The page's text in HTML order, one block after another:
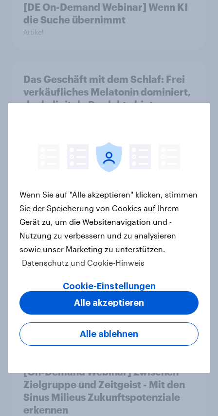
[DE On-Demand Webinar] Wenn KI
die Suche übernimmt
Artikel
Das Geschäft mit dem Schlaf: Frei
verkäufliches Melatonin dominiert,
doch digitale Produkte bieten
käuferorientierte
Wachstumschancen in der
Kategorie identifiziert hat
Case Study
gedacht: Neue YouGov-Studie zeigt
erstmals die Shopper-Perspektive
auf Werbung am Point of Sale
Artikel
[On-Demand Webinar] Zwischen
Zielgruppe und Zeitgeist - Mit den
Sinus Milieus Zukunftspotenziale
erkennen
Wenn Sie auf "Alle akzeptieren" klicken, stimmen
Sie der Speicherung von Cookies auf Ihrem
Gerät zu, um die Websitenavigation und -
Nutzung zu verbessern und zu analysieren
sowie unser Marketing zu unterstützen.
Datenschutz und Cookie-Hinweis
Cookie-Einstellungen
Alle ablehnen
Alle akzeptieren